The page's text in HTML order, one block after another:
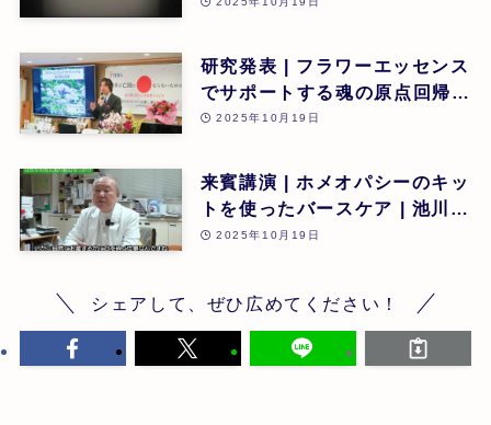
研究発表 | フラワーエッセンス
でサポートする魂の原点回帰 |
東昭史 | 第26回
2025年10月19日
来賓講演 | ホメオパシーのキッ
トを使ったバースケア | 池川
明 | 第26回
2025年10月19日
シェアして、ぜひ広めてください！